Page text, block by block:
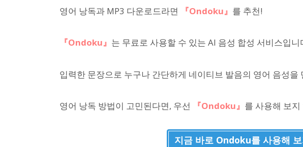
영어 낭독과 MP3 다운로드라면 『Ondoku』 를 추천!
『Ondoku』 는 무료로 사용할 수 있는 AI 음성 합성 서비스입니
입력한 문장으로 누구나 간단하게 네이티브 발음의 영어 음성을
영어 낭독 방법이 고민된다면, 우선 『Ondoku』 를 사용해 보지
지금 바로 Ondoku를 사용해